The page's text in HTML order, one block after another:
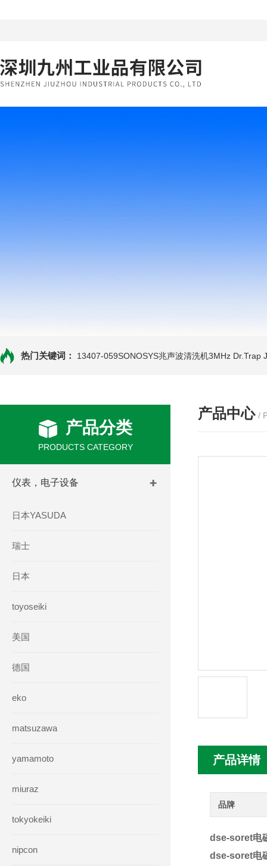
热门关键词： 13407-059SONOSYS兆声波清洗机3MHz Dr.Trap
产品分类
PRODUCTS CATEGORY
仪表，电子设备
日本YASUDA
瑞士
日本
toyoseiki
美国
德国
eko
matsuzawa
yamamoto
miuraz
tokyokeiki
nipcon
产品中心 /
产品详情
品牌
dse-soret电
dse-soret电